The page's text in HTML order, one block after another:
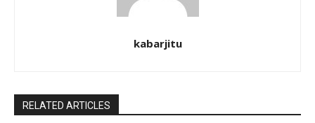
kabarjitu
RELATED ARTICLES